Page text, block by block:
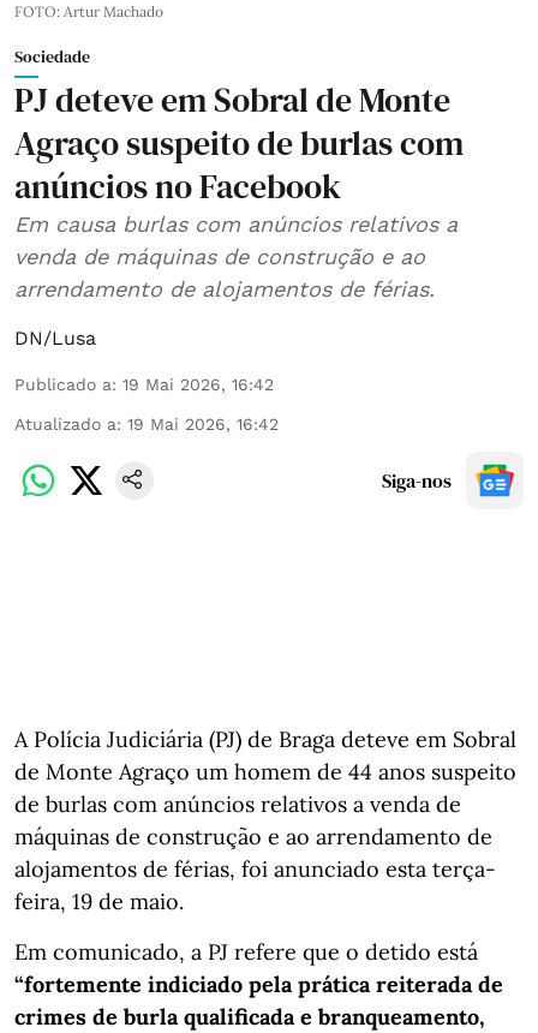
FOTO: Artur Machado
Sociedade
PJ deteve em Sobral de Monte
Agraço suspeito de burlas com
anúncios no Facebook
Em causa burlas com anúncios relativos a
venda de máquinas de construção e ao
arrendamento de alojamentos de férias.
DN/Lusa
Publicado a: 19 Mai 2026, 16:42
Atualizado a: 19 Mai 2026, 16:42
Siga-nos
A Polícia Judiciária (PJ) de Braga deteve em Sobral
de Monte Agraço um homem de 44 anos suspeito
de burlas com anúncios relativos a venda de
máquinas de construção e ao arrendamento de
alojamentos de férias, foi anunciado esta terça-
feira, 19 de maio.
Em comunicado, a PJ refere que o detido está
“fortemente indiciado pela prática reiterada de
crimes de burla qualificada e branqueamento,